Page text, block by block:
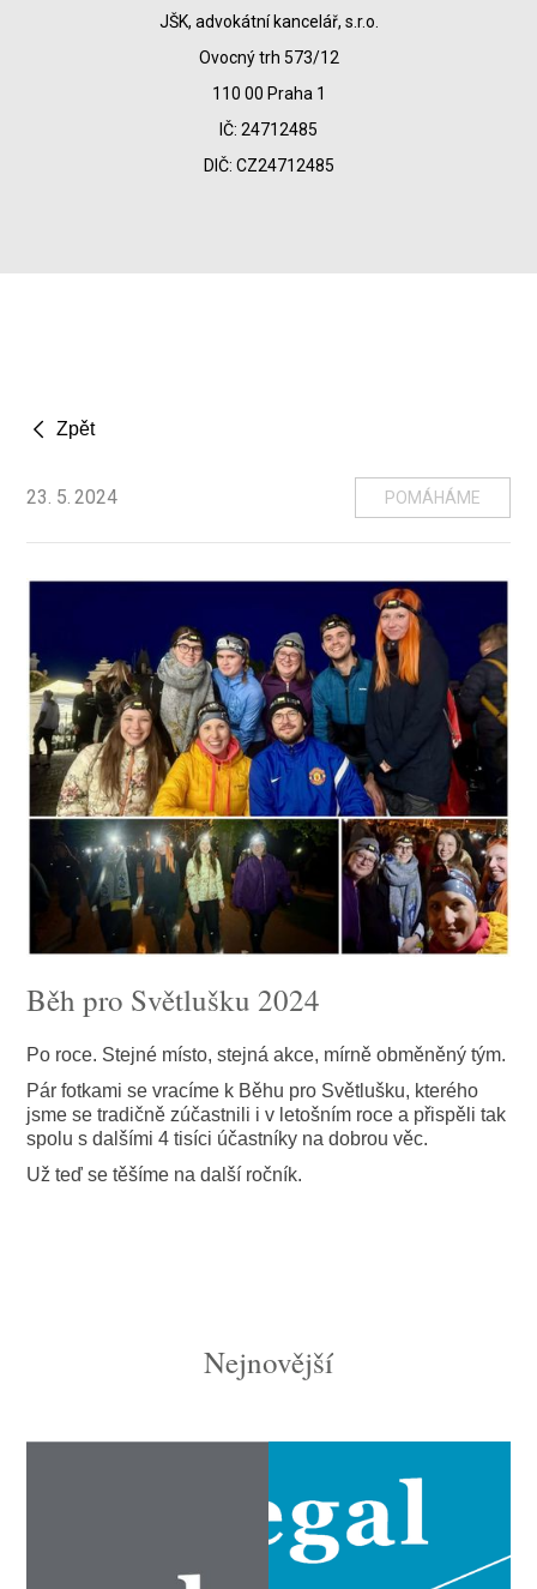
JŠK, advokátní kancelář, s.r.o.
Ovocný trh 573/12
110 00 Praha 1
IČ: 24712485
DIČ: CZ24712485
Zpět
23. 5. 2024 POMÁHÁME
Běh pro Světlušku 2024
Po roce. Stejné místo, stejná akce, mírně obměněný tým.
Pár fotkami se vracíme k Běhu pro Světlušku, kterého
jsme se tradičně zúčastnili i v letošním roce a přispěli tak
spolu s dalšími 4 tisíci účastníky na dobrou věc.
Už teď se těšíme na další ročník.
Nejnovější